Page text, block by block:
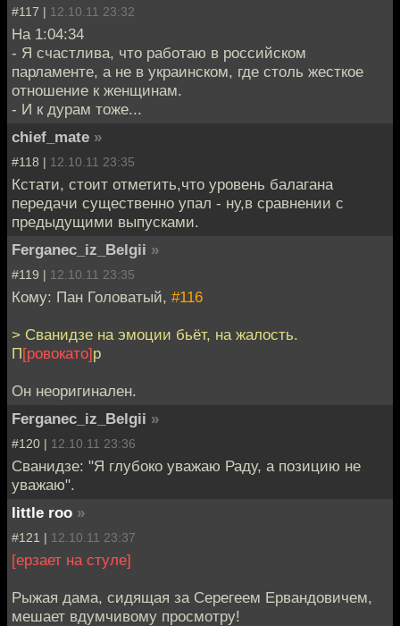
#117 | 12.10.11 23:32
На 1:04:34
- Я счастлива, что работаю в российском
парламенте, а не в украинском, где столь жесткое
отношение к женщинам.
- И к дурам тоже...
chief_mate »
#118 | 12.10.11 23:35
Кстати, стоит отметить,что уровень балагана
передачи существенно упал - ну,в сравнении с
предыдущими выпусками.
Ferganec_iz_Belgii »
#119 | 12.10.11 23:35
Кому: Пан Головатый, #116
> Сванидзе на эмоции бьёт, на жалость.
П[ровокато]р
Он неоригинален.
Ferganec_iz_Belgii »
#120 | 12.10.11 23:36
Сванидзе: "Я глубоко уважаю Раду, а позицию не
уважаю".
little roo »
#121 | 12.10.11 23:37
[ерзает на стуле]
Рыжая дама, сидящая за Серегеем Ервандовичем,
мешает вдумчивому просмотру!